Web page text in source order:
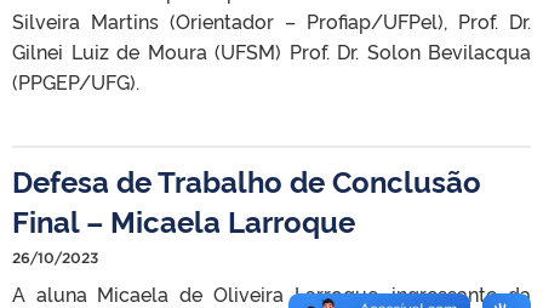
Silveira Martins (Orientador – Profiap/UFPel), Prof. Dr.
Gilnei Luiz de Moura (UFSM) Prof. Dr. Solon Bevilacqua
(PPGEP/UFG).
Defesa de Trabalho de Conclusão
Final – Micaela Larroque
26/10/2023
A aluna Micaela de Oliveira Larroque, ingressante da